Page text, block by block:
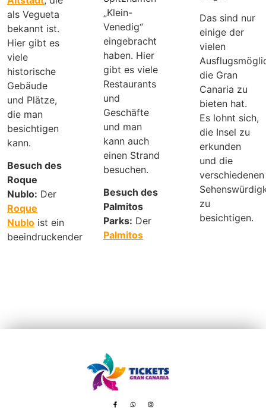
als Vegueta
bekannt ist.
Hier gibt es
viele
historische
Gebäude
und Plätze,
die man
besichtigen
kann.
Besuch des
Roque
Nublo: Der
Roque
Nublo ist ein
beeindruckender
„Klein-
Venedig“
eingebracht
haben. Hier
gibt es viele
Restaurants
und
Geschäfte
und man
kann auch
einen Strand
besuchen.
Besuch des
Palmitos
Parks: Der
Palmitos
Das sind nur
einige der
vielen
die Gran
Canaria zu
bieten hat.
Es lohnt sich,
die Insel zu
erkunden
und die
verschiedenen
zu
besichtigen.